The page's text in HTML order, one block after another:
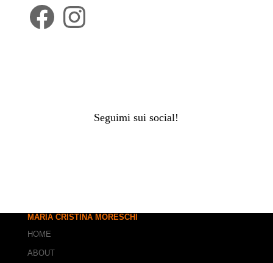
FacebookInstagram
Seguimi sui social!
MARIA CRISTINA MORESCHI
HOME
ABOUT